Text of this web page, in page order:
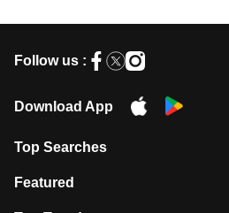
Follow us :
Download App
Top Searches
मुंबई में लगे 'जेन जी' के पोस्टर, लिखा- 'मैं
Featured